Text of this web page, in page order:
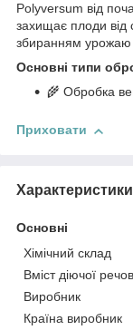
Polyversum від
захищає плоди від
збиранням урожаю
Основні типи
🌾 Обробка
Приховати
Характеристики
Основні
Хімічний склад
Вміст діючої
Виробник
Країна виробник